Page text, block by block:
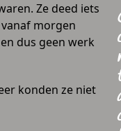
Ze deed iets
morgen
dus geen werk
konden ze niet
t